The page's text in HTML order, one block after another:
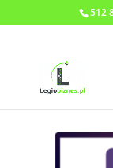
512